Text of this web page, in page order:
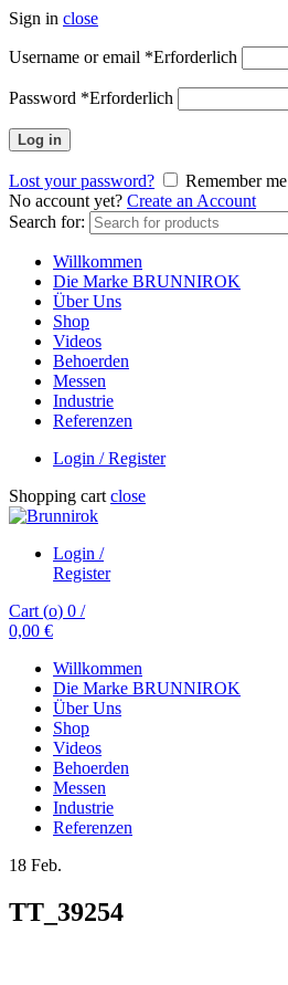
Sign in close
Username or email *Erforderlich
Password *Erforderlich
Log in
Lost your password?
Remember me
No account yet? Create an Account
Search for:
Willkommen
Die Marke BRUNNIROK
Über Uns
Shop
Videos
Behoerden
Messen
Industrie
Referenzen
Login / Register
Shopping cart close
Login /
Register
Cart (o) 0 /
0,00 €
Willkommen
Die Marke BRUNNIROK
Über Uns
Shop
Videos
Behoerden
Messen
Industrie
Referenzen
18 Feb.
TT_39254